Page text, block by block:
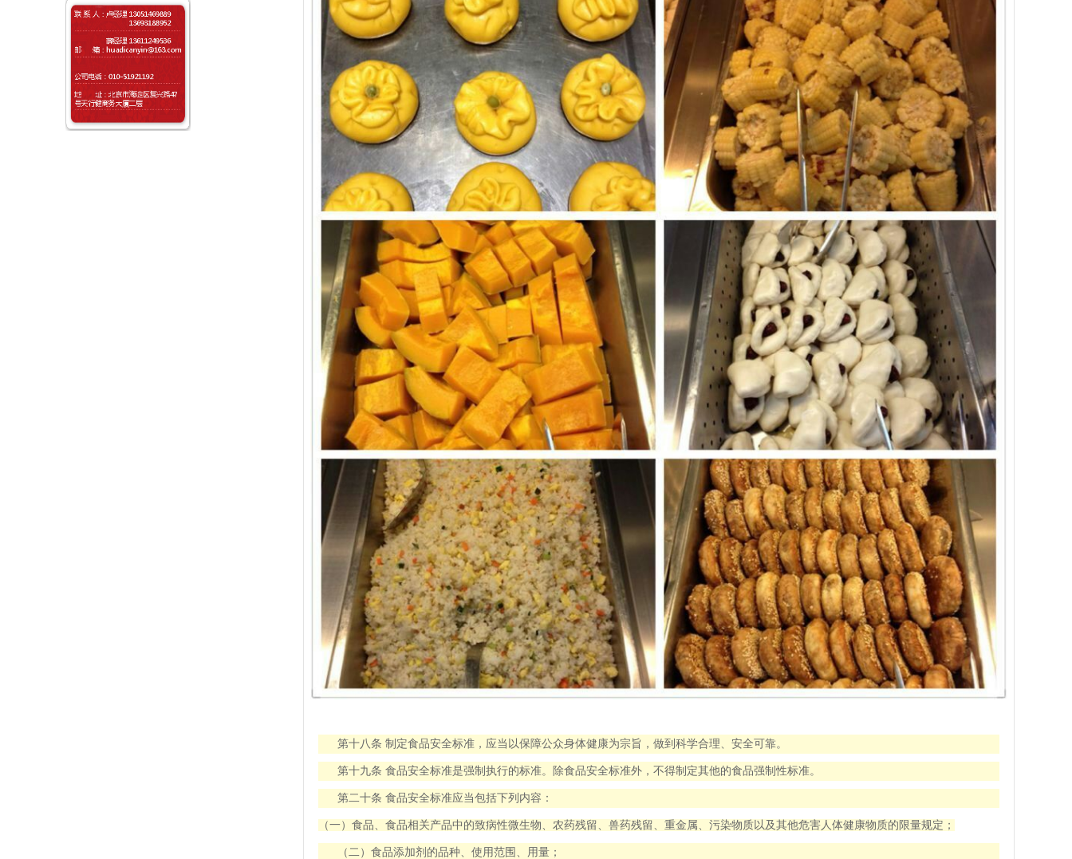
第十八条 制定食品安全标准，应当以保障公众身体健康为宗旨，做到科学合理、安全可靠。
第十九条 食品安全标准是强制执行的标准。除食品安全标准外，不得制定其他的食品强制性标准。
第二十条 食品安全标准应当包括下列内容：
（一）食品、食品相关产品中的致病性微生物、农药残留、兽药残留、重金属、污染物质以及其他危害人体健康物质的限量规定；
（二）食品添加剂的品种、使用范围、用量；